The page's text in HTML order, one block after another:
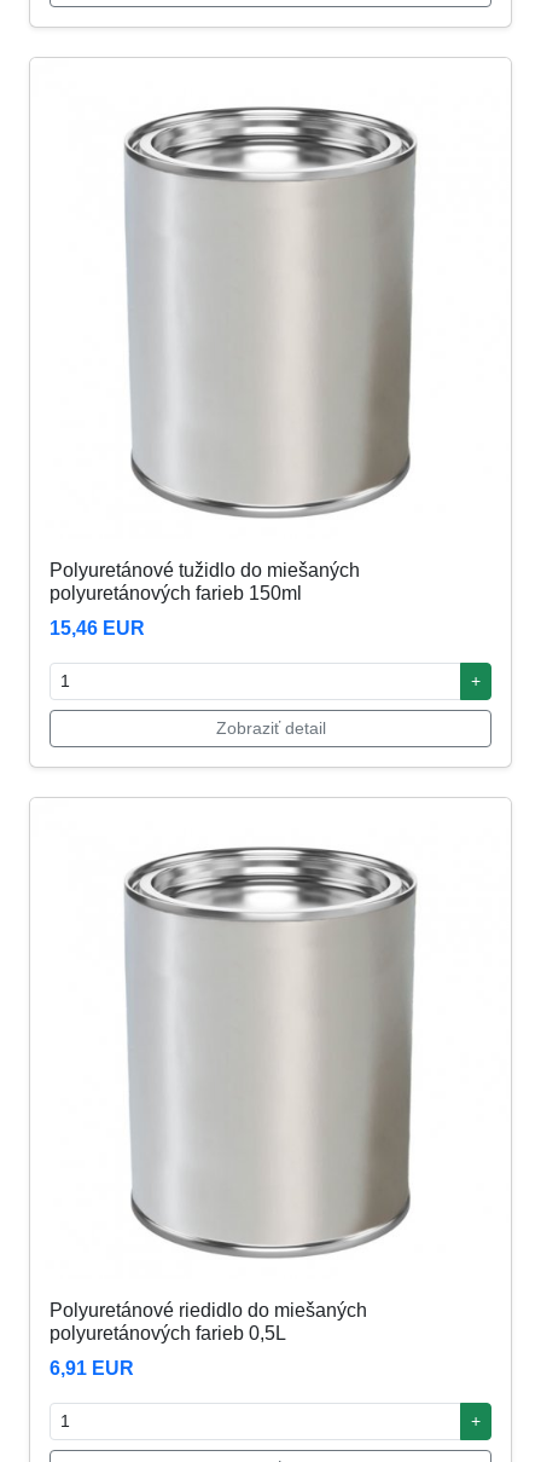
Polyuretánové tužidlo do miešaných
polyuretánových farieb 150ml
15,46 EUR
+
Zobraziť detail
Polyuretánové riedidlo do miešaných
polyuretánových farieb 0,5L
6,91 EUR
+